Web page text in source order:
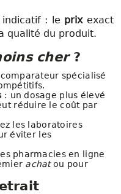
: le prixexact
qualité du produit.
cher?
spécialisé
: un dosage plus élevé
réduire le coût par
les laboratoires
éviter les
pharmacies en ligne
achatou pour